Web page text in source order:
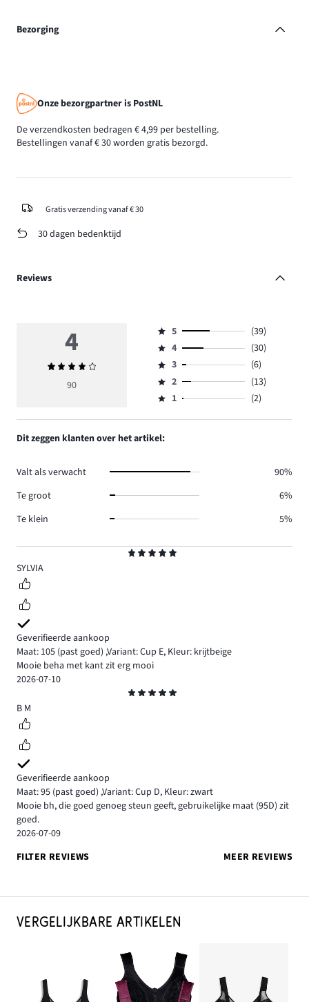
Bezorging
Onze bezorgpartner is PostNL
De verzendkosten bedragen € 4,99 per bestelling.
Bestellingen vanaf € 30 worden gratis bezorgd.
Gratis verzending vanaf € 30
30 dagen bedenktijd
Reviews
5
SYLVIA
Geverifieerde aankoop
Maat: 105 (past goed) ,Variant: Cup E, Kleur: krijtbeige
Mooie beha met kant zit erg mooi
2026-07-10
5
B M
Geverifieerde aankoop
Maat: 95 (past goed) ,Variant: Cup D, Kleur: zwart
Mooie bh, die goed genoeg steun geeft, gebruikelijke maat (95D) zit
goed.
2026-07-09
FILTER REVIEWS
MEER REVIEWS
4
Gemiddelde
beoordeling
90
Beoordeling
5,
aantal
reviews
39.
5
(39)
Beoordeling
4,
aantal
reviews
4
(30)
Beoordeling
3,
aantal
3
(6)
Beoordeling
2,
13.
2
(13)
Beoordeling
1,
aantal
reviews
1 (2)
Dit zeggen klanten over het artikel:
Valt als verwacht
90%
Te groot
6%
Te klein
5%
VERGELIJKBARE ARTIKELEN